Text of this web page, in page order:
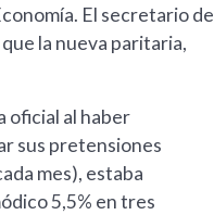
El secretario de
la nueva paritaria,
oficial al haber
sus pretensiones
mes), estaba
5,5% en tres